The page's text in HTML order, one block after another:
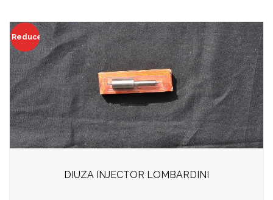
Reduceri!
DIUZA INJECTOR LOMBARDINI